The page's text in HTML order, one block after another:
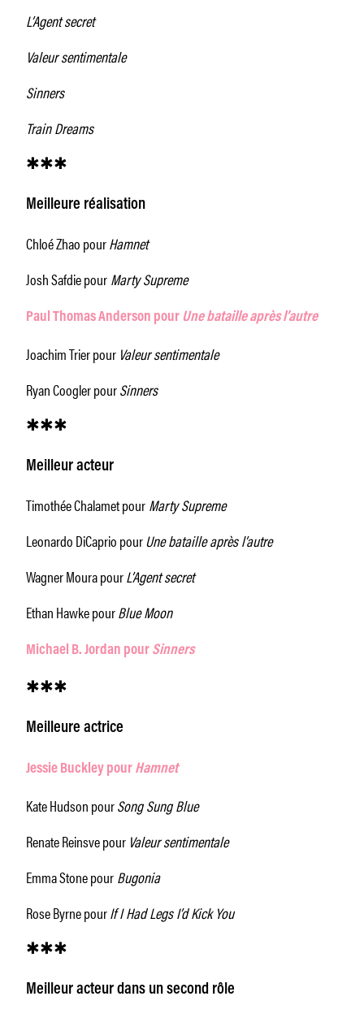
L’Agent secret
Valeur sentimentale
Sinners
Train Dreams
✱✱✱
Meilleure réalisation
Chloé Zhao pourHamnet
Josh Safdie pourMarty Supreme
Paul Thomas Anderson pour Une bataille après l’autre
Joachim Trier pour Valeur sentimentale
Ryan Coogler pourSinners
✱✱✱
Meilleur acteur
Timothée Chalamet pourMarty Supreme
Leonardo DiCaprio pourUne bataille après l’autre
Wagner Moura pourL’Agent secret
Ethan Hawke pourBlue Moon
Michael B. Jordan pour Sinners
✱✱✱
Meilleure actrice
Jessie Buckley pour Hamnet
Kate Hudson pourSong Sung Blue
Renate Reinsve pour Valeur sentimentale
Emma Stone pourBugonia
Rose Byrne pourIf I Had Legs I’d Kick You
✱✱✱
Meilleur acteur dans un second rôle